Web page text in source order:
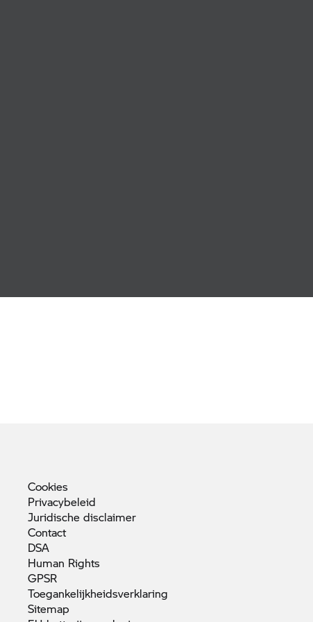
Cookies
Privacybeleid
Juridische disclaimer
Contact
DSA
Human Rights
GPSR
Toegankelijkheidsverklaring
Sitemap